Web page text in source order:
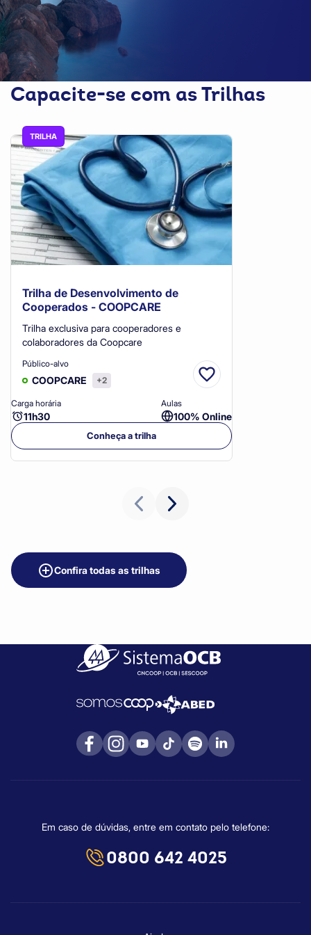
Capacite-se com as Trilhas
TRILHA
Trilha de Desenvolvimento de
Cooperados - COOPCARE
Trilha exclusiva para cooperadores e
colaboradores da Coopcare
Público-alvo
COOPCARE +2
Carga horária
11h30
Aulas
100% Online
Conheça a trilha
Confira todas as trilhas
Em caso de dúvidas, entre em contato pelo telefone:
0800 642 4025